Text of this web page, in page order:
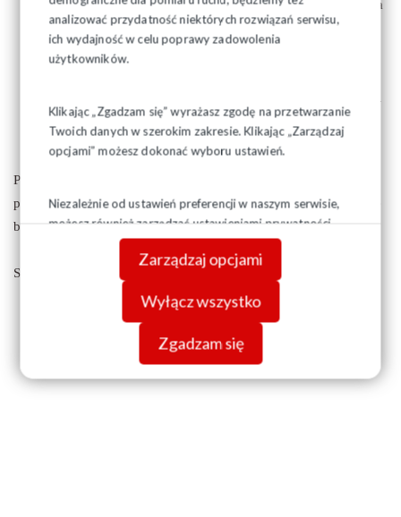
analizować przydatność niektórych rozwiązań serwisu,
ich wydajność w celu poprawy zadowolenia
użytkowników.
Klikając „Zgadzam się” wyrażasz zgodę na przetwarzanie
Twoich danych w szerokim zakresie. Klikając „Zarządzaj
opcjami” możesz dokonać wyboru ustawień.
Niezależnie od ustawień preferencji w naszym serwisie,
możesz również zarządzać ustawieniami prywatności
swojej przeglądarki. Więcej informacji o przetwarzaniu
danych znajdziesz wPolityce prywatności.
Zarządzaj opcjami
Wyłącz wszystko
Zgadzam się
13.00 – Msza św. koncelebrowana przez ks. abp Tadeusza
Wojdę, transmitowana przez TVP Polonia – kościół pw.
św. Apostołów Piotra i Pawła w Suchowoli.
przy ul. Lipowej w Białymstoku.
Ponadto informujemy, że 13 grudnia br., o godz. 12.40 w
programie TVP 1 wyemitowany zostanie film o ostatniej drodze
bł. ks. Jerzego pt. "Jest u nas”
Serdecznie zapraszamy